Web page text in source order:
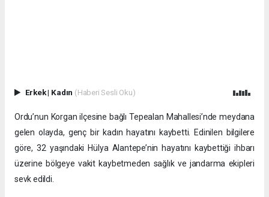
Erkek| Kadın (Haberi Sesli Oku)
Ordu’nun Korgan ilçesine bağlı Tepealan Mahallesi’nde meydana
gelen olayda, genç bir kadın hayatını kaybetti. Edinilen bilgilere
göre, 32 yaşındaki Hülya Alantepe’nin hayatını kaybettiği ihbarı
üzerine bölgeye vakit kaybetmeden sağlık ve jandarma ekipleri
sevk edildi.